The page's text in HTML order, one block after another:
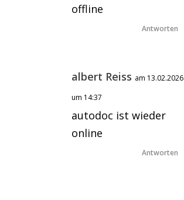
offline
Antworten
albert Reiss am 13.02.2026
um 14:37
autodoc ist wieder
online
Antworten